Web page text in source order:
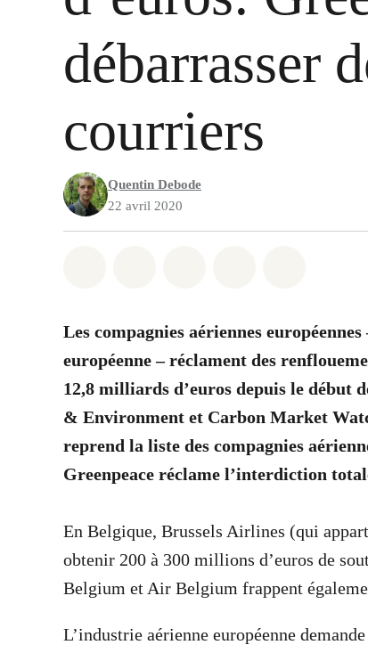
débarrasser
courriers
Quentin Debode
22 avril 2020
Les compagnies aériennes européennes
européenne–réclament des
12,8 milliards d’euros depuis le début
& Environment et Carbon Market
reprend la liste des compagnies
Greenpeace réclame l’interdiction
En Belgique, Brussels Airlines (qui
obtenir 200 à 300 millions d’euros de
Belgium et Air Belgium frappent
L’industrie aérienne européenne